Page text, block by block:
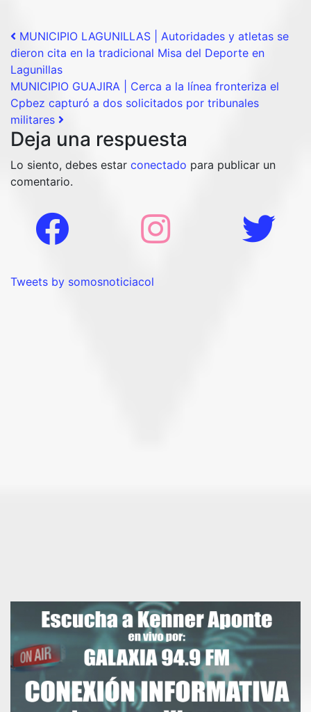
Post navigation
MUNICIPIO LAGUNILLAS | Autoridades y atletas se
dieron cita en la tradicional Misa del Deporte en
Lagunillas
MUNICIPIO GUAJIRA | Cerca a la línea fronteriza el
Cpbez capturó a dos solicitados por tribunales
militares
Deja una respuesta
Lo siento, debes estar conectado para publicar un
comentario.
Tweets by somosnoticiacol